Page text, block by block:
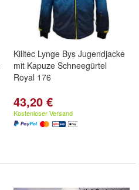
Killtec Lynge Bys Jugendjacke
mit Kapuze Schneegürtel
Royal 176
43,20 €
Kostenloser Versand